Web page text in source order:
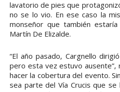
lavatorio de pies que
no se lo vio. En ese caso la
monseñor que también
Martín De Elizalde.
“El año pasado, Cargnello
pero esta vez estuvo ausente”,
hacer la cobertura del evento.
sea parte del Vía Crucis que